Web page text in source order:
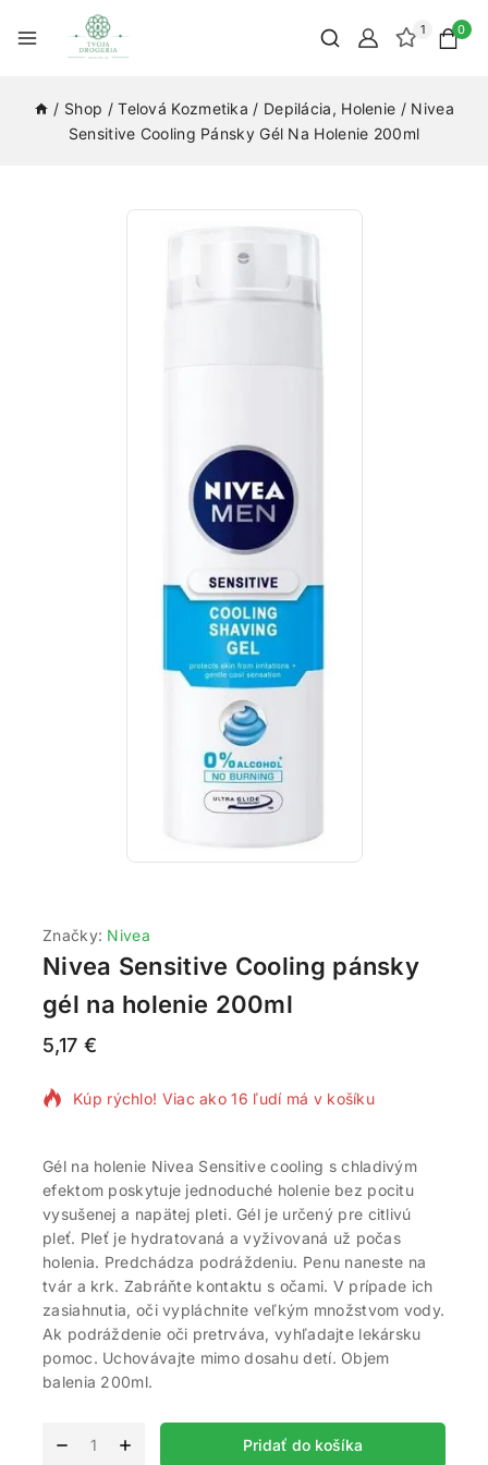
1 0
/ Shop / Telová Kozmetika / Depilácia, Holenie / Nivea
Sensitive Cooling Pánsky Gél Na Holenie 200ml
Značky: Nivea
Nivea Sensitive Cooling pánsky
gél na holenie 200ml
5,17 €
2 produktov predaných za posledných 11 hodín
Kúp rýchlo! Viac ako 16 ľudí má v košíku
Gél na holenie Nivea Sensitive cooling s chladivým
efektom poskytuje jednoduché holenie bez pocitu
vysušenej a napätej pleti. Gél je určený pre citlivú
pleť. Pleť je hydratovaná a vyživovaná už počas
holenia. Predchádza podráždeniu. Penu naneste na
tvár a krk. Zabráňte kontaktu s očami. V prípade ich
zasiahnutia, oči vypláchnite veľkým množstvom vody.
Ak podráždenie oči pretrváva, vyhľadajte lekársku
pomoc. Uchovávajte mimo dosahu detí. Objem
balenia 200ml.
Pridať do košíka